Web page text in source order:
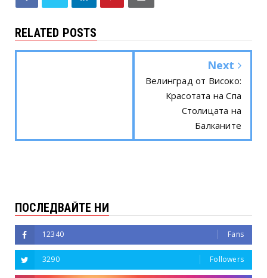
RELATED POSTS
Next
Велинград от Високо:
Красотата на Спа
Столицата на
Балканите
ПОСЛЕДВАЙТЕ НИ
12340 Fans
3290 Followers